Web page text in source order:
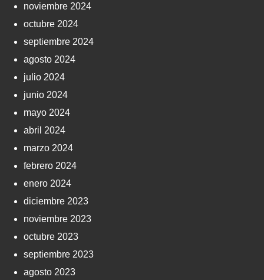
noviembre 2024
octubre 2024
septiembre 2024
agosto 2024
julio 2024
junio 2024
mayo 2024
abril 2024
marzo 2024
febrero 2024
enero 2024
diciembre 2023
noviembre 2023
octubre 2023
septiembre 2023
agosto 2023